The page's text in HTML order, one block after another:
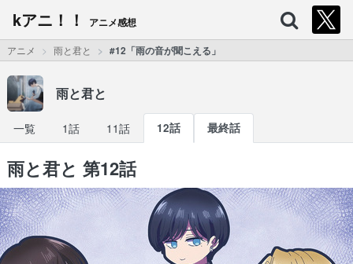
kアニ！！ アニメ感想
アニメ 雨と君と #12「雨の音が聞こえる」
雨と君と
一覧 1話 11話 12話 最終話
雨と君と 第12話